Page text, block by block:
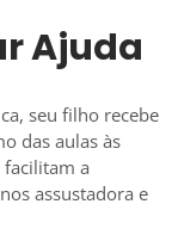
Ajuda
seu filho recebe
das aulas às
facilitam a
assustadora e